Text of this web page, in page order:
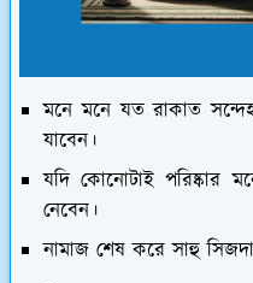
মনে মনে যত রাকাত
যাবেন।
যদি কোনোটাই পরিষ্কার
নেবেন।
নামাজ শেষ করে সাহু